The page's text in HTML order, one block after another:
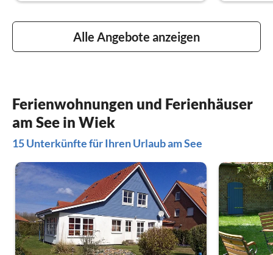
Alle Angebote anzeigen
Ferienwohnungen und Ferienhäuser
am See in Wiek
15 Unterkünfte für Ihren Urlaub am See